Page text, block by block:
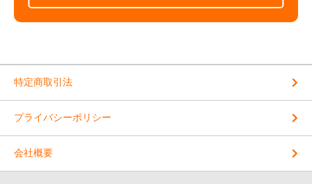
特定商取引法
プライバシーポリシー
会社概要